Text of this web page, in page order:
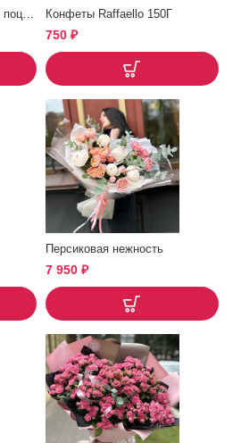
Конфеты Raffaello 150Г
750 ₽
Персиковая нежность
7 950 ₽